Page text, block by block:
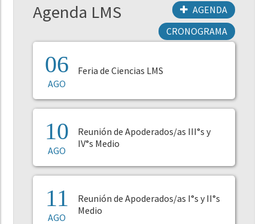
Agenda LMS
AGENDA
CRONOGRAMA
06
AGO
Feria de Ciencias LMS
10
AGO
Reunión de Apoderados/as III°s y
IV°s Medio
11
AGO
Reunión de Apoderados/as I°s y II°s
Medio